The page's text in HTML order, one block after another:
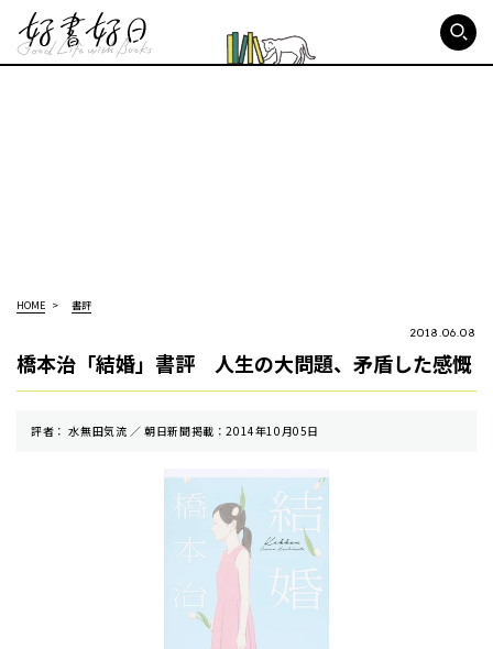
HOME 書評
2018.06.08
橋本治「結婚」書評 人生の大問題、矛盾した感慨
評者： 水無田気流 ／ 朝⽇新聞掲載：2014年10月05日